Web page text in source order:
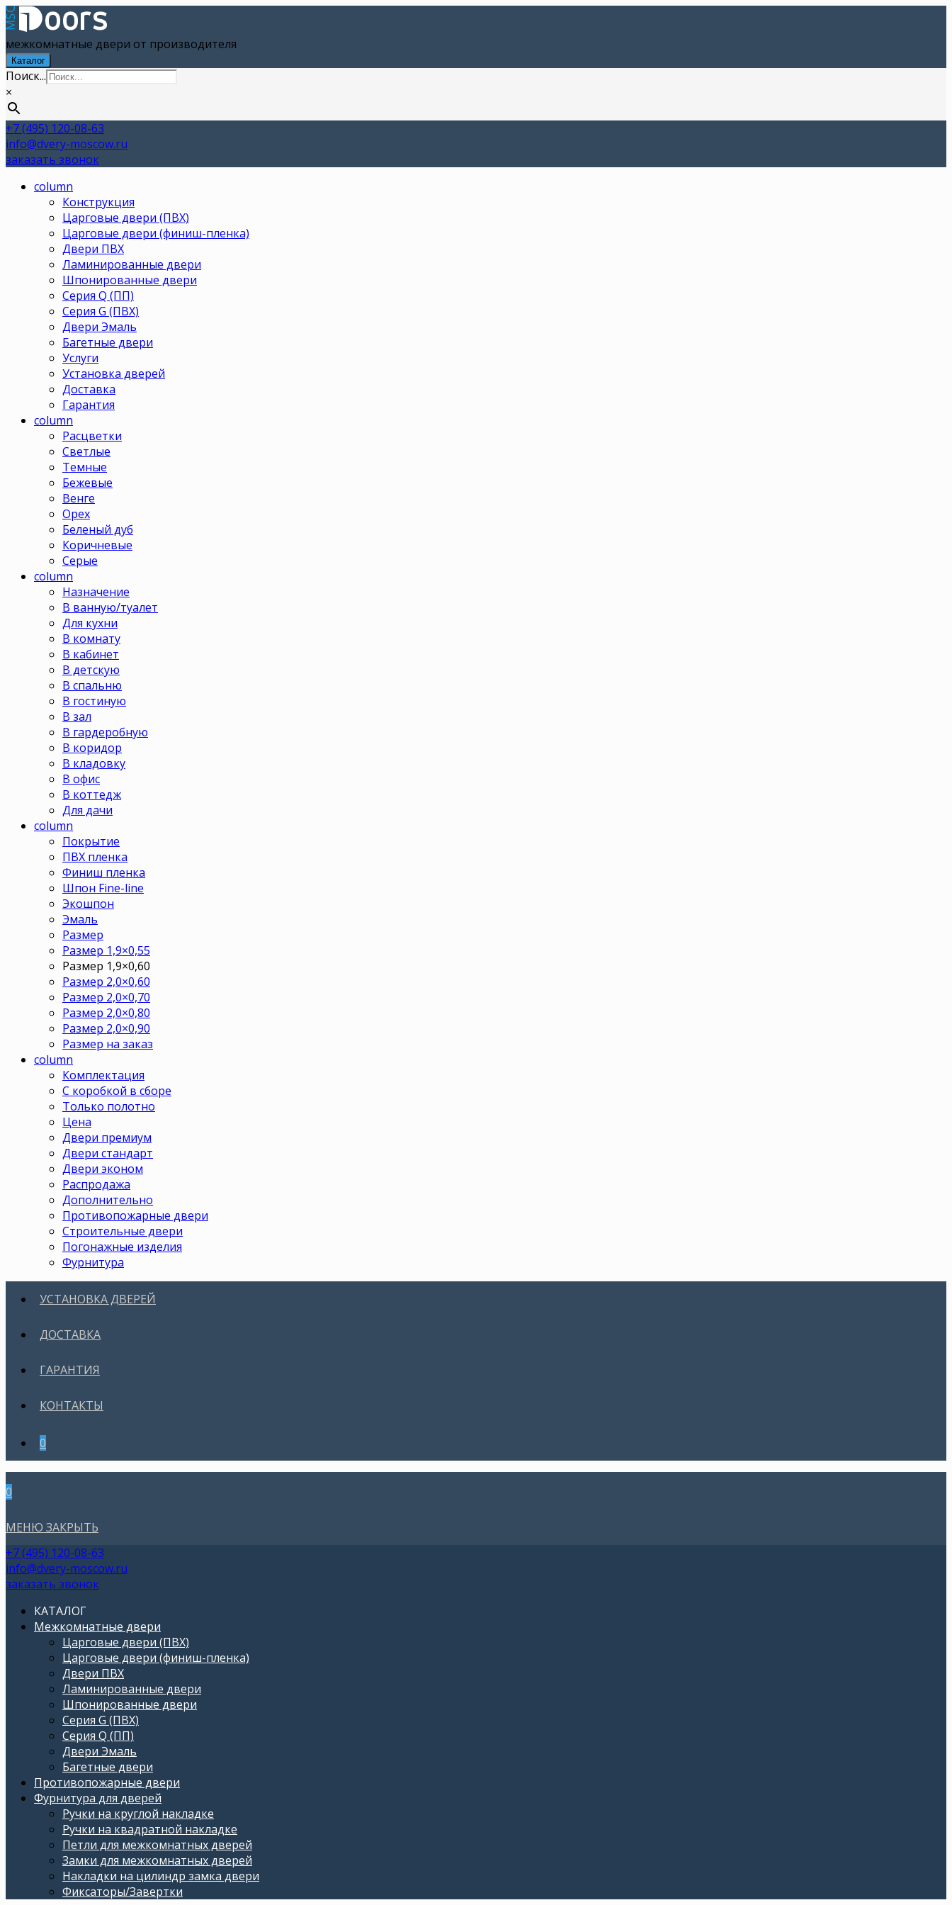
межкомнатные двери от производителя
Каталог
Поиск...
×
+7 (495) 120-08-63
info@dvery-moscow.ru
заказать звонок
column
Конструкция
Царговые двери (ПВХ)
Царговые двери (финиш-пленка)
Двери ПВХ
Ламинированные двери
Шпонированные двери
Серия Q (ПП)
Серия G (ПВХ)
Двери Эмаль
Багетные двери
Услуги
Установка дверей
Доставка
Гарантия
column
Расцветки
Светлые
Темные
Бежевые
Венге
Орех
Беленый дуб
Коричневые
Серые
column
Назначение
В ванную/туалет
Для кухни
В комнату
В кабинет
В детскую
В спальню
В гостиную
В зал
В гардеробную
В коридор
В кладовку
В офис
В коттедж
Для дачи
column
Покрытие
ПВХ пленка
Финиш пленка
Шпон Fine-line
Экошпон
Эмаль
Размер
Размер 1,9×0,55
Размер 1,9×0,60
Размер 2,0×0,60
Размер 2,0×0,70
Размер 2,0×0,80
Размер 2,0×0,90
Размер на заказ
column
Комплектация
С коробкой в сборе
Только полотно
Цена
Двери премиум
Двери стандарт
Двери эконом
Распродажа
Дополнительно
Противопожарные двери
Строительные двери
Погонажные изделия
Фурнитура
УСТАНОВКА ДВЕРЕЙ
ДОСТАВКА
ГАРАНТИЯ
КОНТАКТЫ
0
0
МЕНЮ ЗАКРЫТЬ
+7 (495) 120-08-63
info@dvery-moscow.ru
заказать звонок
КАТАЛОГ
Межкомнатные двери
Царговые двери (ПВХ)
Царговые двери (финиш-пленка)
Двери ПВХ
Ламинированные двери
Шпонированные двери
Серия G (ПВХ)
Серия Q (ПП)
Двери Эмаль
Багетные двери
Противопожарные двери
Фурнитура для дверей
Ручки на круглой накладке
Ручки на квадратной накладке
Петли для межкомнатных дверей
Замки для межкомнатных дверей
Накладки на цилиндр замка двери
Фиксаторы/Завертки